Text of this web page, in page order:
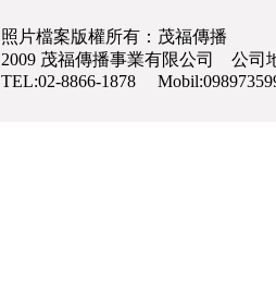
照片檔案版權所有：茂福傳播
2009 茂福傳播事業有限公司 公司
TEL:02-8866-1878